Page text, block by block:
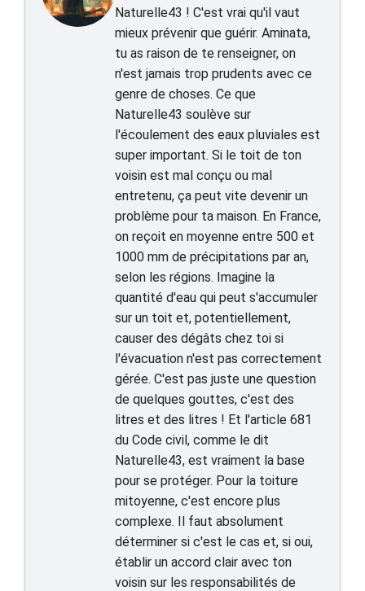
Naturelle43 ! C'est vrai qu'il vaut
mieux prévenir que guérir. Aminata,
tu as raison de te renseigner, on
n'est jamais trop prudents avec ce
genre de choses. Ce que
Naturelle43 soulève sur
l'écoulement des eaux pluviales est
super important. Si le toit de ton
voisin est mal conçu ou mal
entretenu, ça peut vite devenir un
problème pour ta maison. En France,
on reçoit en moyenne entre 500 et
1000 mm de précipitations par an,
selon les régions. Imagine la
quantité d'eau qui peut s'accumuler
sur un toit et, potentiellement,
causer des dégâts chez toi si
l'évacuation n'est pas correctement
gérée. C'est pas juste une question
de quelques gouttes, c'est des
litres et des litres ! Et l'article 681
du Code civil, comme le dit
Naturelle43, est vraiment la base
pour se protéger. Pour la toiture
mitoyenne, c'est encore plus
complexe. Il faut absolument
déterminer si c'est le cas et, si oui,
établir un accord clair avec ton
voisin sur les responsabilités de